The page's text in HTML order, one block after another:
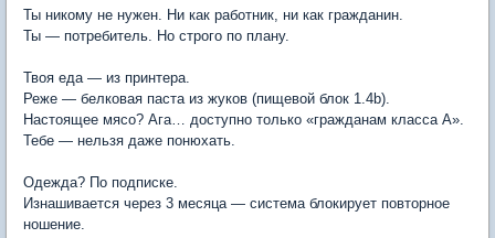
Ты никому не нужен. Ни как работник, ни как гражданин.
Ты — потребитель. Но строго по плану.
Твоя еда — из принтера.
Реже — белковая паста из жуков (пищевой блок 1.4b).
Настоящее мясо? Ага… доступно только «гражданам класса A».
Тебе — нельзя даже понюхать.
Одежда? По подписке.
Изнашивается через 3 месяца — система блокирует повторное
ношение.